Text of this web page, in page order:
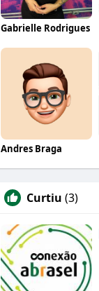
Gabrielle Rodrigues
Andres Braga
Curtiu (3)